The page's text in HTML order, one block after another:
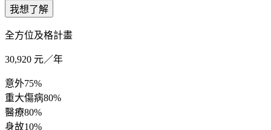
我想了解
全方位及格計畫
30,920 元／年
意外75%
重大傷病80%
醫療80%
身故10%